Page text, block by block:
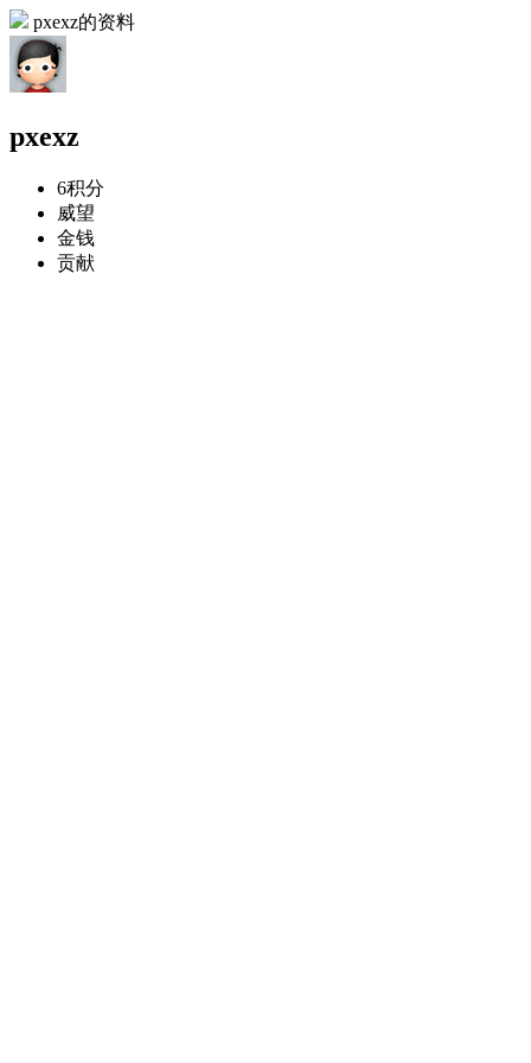
pxexz的资料
pxexz
6积分
威望
金钱
贡献